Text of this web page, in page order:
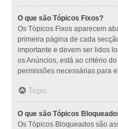
O que são Tópicos Fixos?
Os Tópicos Fixos aparecem
primeira página de cada
importante e devem ser lidos
os Anúncios, está ao critério
permissões necessárias para
Topo
O que são Tópicos
Os Tópicos Bloqueados são